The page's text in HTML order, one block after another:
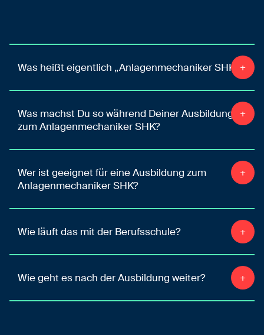
Was heißt eigentlich „Anlagenmechaniker SHK“?
Was machst Du so während Deiner Ausbildung
zum Anlagenmechaniker SHK?
Wer ist geeignet für eine Ausbildung zum
Anlagenmechaniker SHK?
Wie läuft das mit der Berufsschule?
Wie geht es nach der Ausbildung weiter?